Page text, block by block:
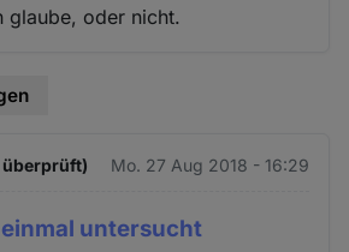
glaube, oder nicht.
überprüft) Mo. 27 Aug 2018 - 16:29
untersucht